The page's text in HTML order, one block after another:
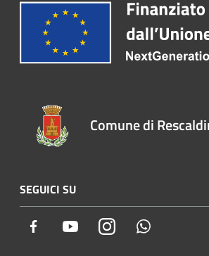
Comune di
SEGUICI SU
Facebook YoutubeInstagram